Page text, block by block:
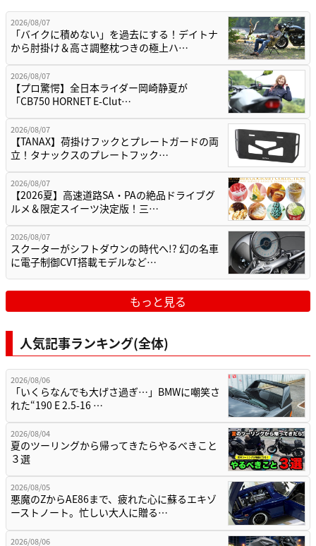
2026/08/07
「バイクに積めない」を過去にする！デイトナ
から肘掛け＆高さ調整枕つきの極上ハ…
2026/08/07
【プロ驚愕】全日本ライダー岡崎静夏が
「CB750 HORNET E-Clut…
2026/08/07
【TANAX】荷掛けフックとプレートガードの両
立！タナックスのプレートフック…
2026/08/07
【2026夏】高速道路SA・PAの絶品ドライブグ
ルメ＆限定スイーツ決定版！三…
2026/08/07
スクーターがシフトダウンの時代へ!? 幻の名車
に電子制御CVT搭載モデルなど…
もっと見る
人気記事ランキング(全体)
2026/08/06
「いくらなんでも大げさ過ぎ…」BMWに嘲笑さ
れた“190 E 2.5-16 …
2026/08/04
夏のツーリングから帰ってきたらやるべきこと
３選
2026/08/05
悪魔のZからAE86まで、疲れた心に蘇るエキゾ
ーストノート。忙しい大人に贈る…
2026/08/06